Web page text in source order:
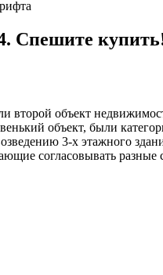
4. Спешите
второй объект
объект, были
3-х этажного
согласовывать разные